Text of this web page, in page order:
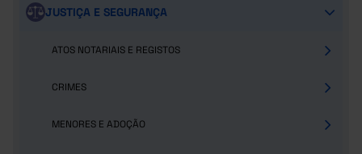
JUSTIÇA E SEGURANÇA
ATOS NOTARIAIS E REGISTOS
CRIMES
MENORES E ADOÇÃO